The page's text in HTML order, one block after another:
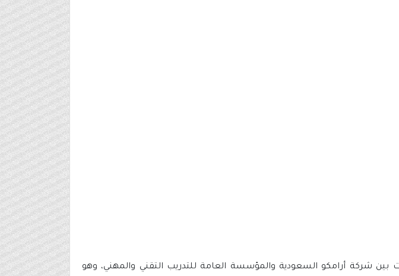
بين شركة أرامكو السعودية والمؤسسة العامة للتدريب التقني والمهني، وهو